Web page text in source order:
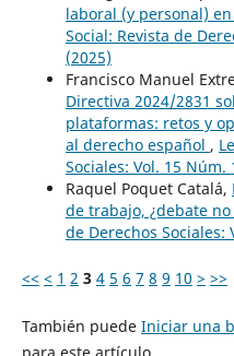
laboral (y personal)
Social: Revista de
(2025)
Francisco Manuel
Directiva 2024/2831
plataformas: retos y
al derecho español ,
Sociales: Vol. 15 Núm.
Raquel Poquet Catalá,
de trabajo, ¿debate
de Derechos Sociales:
<< < 1 2 3 4 5 6 7 8 9 10 > >>
También puede Iniciar una
para este artículo.